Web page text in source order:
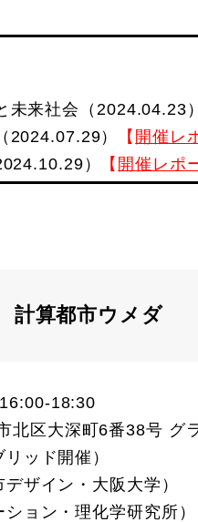
来社会（2024.04.23）
）
【 開催レ
）
【 開催レポ
計算都市ウメダ
18:30
区大深町6番38号 グ
ド開催）
ザイン・大阪大学）
ン・理化学研究所）